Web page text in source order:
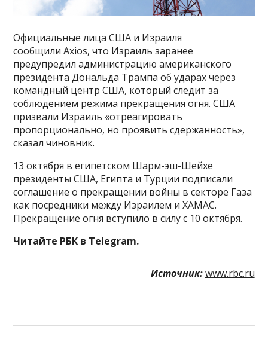
Официальные лица США и Израиля
сообщили Axios, что Израиль заранее
предупредил администрацию американского
президента Дональда Трампа об ударах через
командный центр США, который следит за
соблюдением режима прекращения огня. США
призвали Израиль «отреагировать
пропорционально, но проявить сдержанность»,
сказал чиновник.
13 октября в египетском Шарм-эш-Шейхе
президенты США, Египта и Турции подписали
соглашение о прекращении войны в секторе Газа
как посредники между Израилем и ХАМАС.
Прекращение огня вступило в силу с 10 октября.
Читайте РБК в Telegram.
Источник: www.rbc.ru